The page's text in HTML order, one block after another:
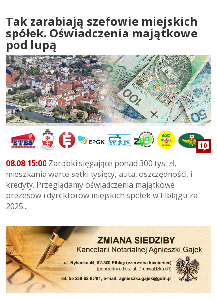
Tak zarabiają szefowie miejskich
spółek. Oświadczenia majątkowe
pod lupą
10
08.08 15:00 Zarobki sięgające ponad 300 tys. zł,
mieszkania warte setki tysięcy, auta, oszczędności, i
kredyty. Przeglądamy oświadczenia majątkowe
prezesów i dyrektorów miejskich spółek w Elblągu za
2025...